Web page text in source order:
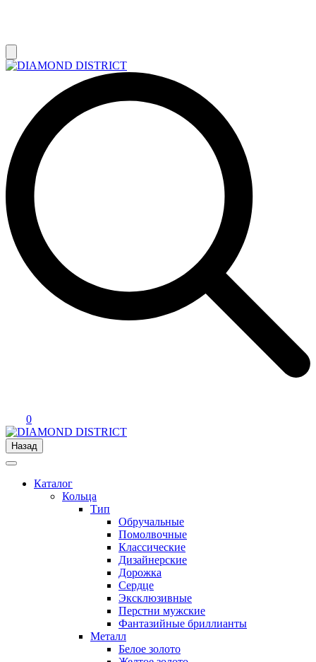
0
Назад
Каталог
Кольца
Тип
Обручальные
Помолвочные
Классические
Дизайнерские
Дорожка
Сердце
Эксклюзивные
Перстни мужские
Фантазийные бриллианты
Металл
Белое золото